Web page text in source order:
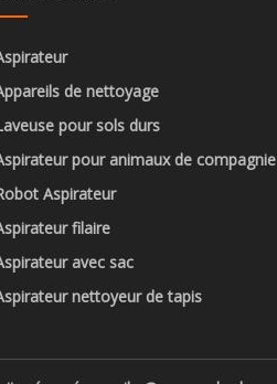
de nettoyage
pour sols durs
pour animaux de compagnie
Aspirateur
filaire
avec sac
nettoyeur de tapis